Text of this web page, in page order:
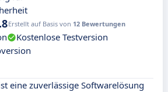
Erstellt auf Basis von 12 Bewertungen
Kostenlose Testversion
eine zuverlässige Softwarelösung